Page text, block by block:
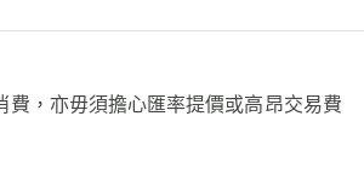
費，亦毋須擔心匯率提價或高昂交易費